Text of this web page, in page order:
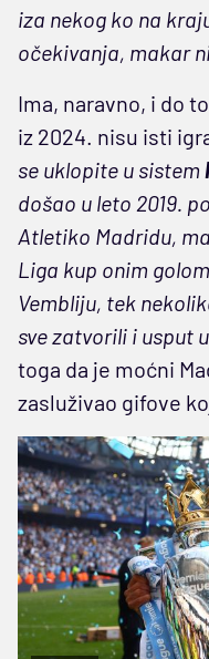
iza nekog ko na
očekivanja, makar
Ima, naravno, i do
iz 2024. nisu isti
se uklopite u sistem
došao u leto 2019.
Atletiko Madridu,
Liga kup onim
Vembliju, tek
sve zatvorili i usput
toga da je moćni
zasluživao gifove